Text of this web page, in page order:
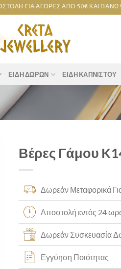
ΓΙΑ ΑΓΟΡΈΣ ΑΠΌ 50€ ΚΑΙ ΠΆΝΩ!
ΕΊΔΗ ΔΏΡΩΝ ΕΊΔΗ ΚΑΠΝΙΣΤΟΎ
Βέρες Γάμου
Δωρεάν Μεταφορικά
Αποστολή εντός 24
Δωρεάν Συσκευασία
Εγγύηση Ποιότητας